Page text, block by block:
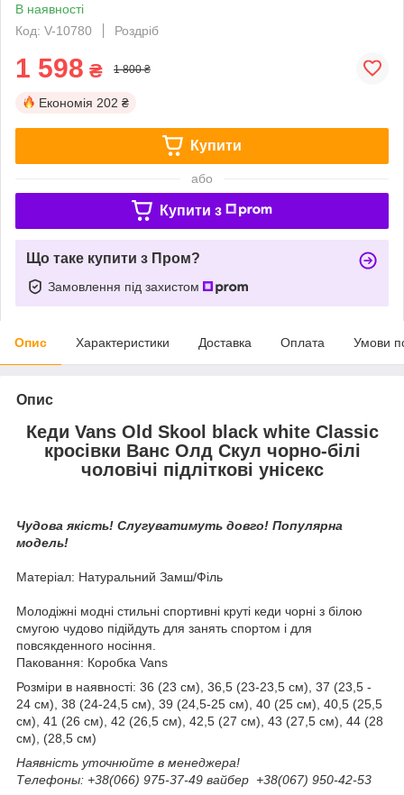
В наявності
Код: V-10780
Роздріб
1 598 ₴ 1 800 ₴
Економія 202 ₴
Купити
або
Купити з
Що таке купити з Пром?
Замовлення під захистом
Опис Характеристики Доставка Оплата Умови
Опис
Кеди Vans Old Skool black white Classic
кросівки Ванс Олд Скул чорно-білі
чоловічі підліткові унісекс
Чудова якість! Слугуватимуть довго! Популярна
модель!
Матеріал: Натуральний Замш/Філь
Молодіжні модні стильні спортивні круті кеди чорні з білою
смугою чудово підійдуть для занять спортом і для
повсякденного носіння.
Паковання: Коробка Vans
Розміри в наявності: 36 (23 см), 36,5 (23-23,5 см), 37 (23,5 -
24 см), 38 (24-24,5 см), 39 (24,5-25 см), 40 (25 см), 40,5 (25,5
см), 41 (26 см), 42 (26,5 см), 42,5 (27 см), 43 (27,5 см), 44 (28
см), (28,5 см)
Наявність уточнюйте в менеджера!
Телефоны: +38(066) 975-37-49 вайбер +38(067) 950-42-53